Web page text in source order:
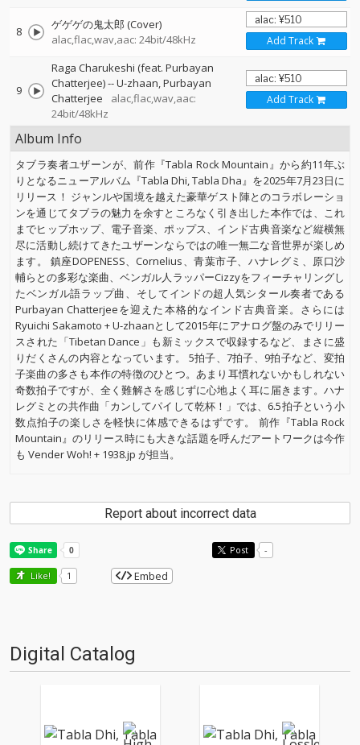
8
ゲゲゲの鬼太郎 (Cover)
alac,flac,wav,aac: 24bit/48kHz
Add Track
9
Raga Charukeshi (feat. Purbayan
Chatterjee)--U-zhaan Purbayan
Chatterjee
alac,flac,wav,aac:
24bit/48kHz
Add Track
Album Info
タブラ奏者ユザーンが、前作『Tabla Rock Mountain』から約11年ぶ
りとなるニューアルバム『Tabla Dhi, Tabla Dha』を2025年7月23日に
リリース！ ジャンルや国境を越えた豪華ゲスト陣とのコラボレーショ
ンを通じてタブラの魅力を余すところなく引き出した本作では、これ
までヒップホップ、電子音楽、ポップス、インド古典音楽など縦横無
尽に活動し続けてきたユザーンならではの唯一無二な音世界が楽しめ
ます。 鎮座DOPENESS、Cornelius、青葉市子、ハナレグミ、原口沙
輔らとの多彩な楽曲、ベンガル人ラッパーCizzyをフィーチャリングし
たベンガル語ラップ曲、そしてインドの超人気シタール奏者である
Purbayan Chatterjeeを迎えた本格的なインド古典音楽。さらには
Ryuichi Sakamoto + U-zhaanとして2015年にアナログ盤のみでリリー
スされた「Tibetan Dance」も新ミックスで収録するなど、まさに盛
りだくさんの内容となっています。 5拍子、7拍子、9拍子など、変拍
子楽曲の多さも本作の特徴のひとつ。あまり耳慣れないかもしれない
奇数拍子ですが、全く難解さを感じずに心地よく耳に届きます。ハナ
レグミとの共作曲「カンしてパイして乾杯！」では、6.5拍子という小
数点拍子の楽しさを軽快に体感できるはずです。 前作『Tabla Rock
Mountain』のリリース時にも大きな話題を呼んだアートワークは今作
も Vender Woh! + 1938.jp が担当。
Report about incorrect data
Post -
Like! 1 Embed
Digital Catalog